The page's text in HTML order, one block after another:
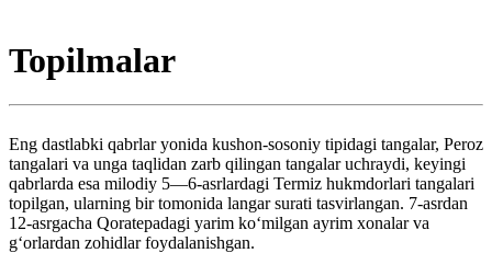
Topilmalar
Eng dastlabki qabrlar yonida kushon-sosoniy tipidagi tangalar, Peroz
tangalari va unga taqlidan zarb qilingan tangalar uchraydi, keyingi
qabrlarda esa milodiy 5—6-asrlardagi Termiz hukmdorlari tangalari
topilgan, ularning bir tomonida langar surati tasvirlangan. 7-asrdan
12-asrgacha Qoratepadagi yarim koʻmilgan ayrim xonalar va
gʻorlardan zohidlar foydalanishgan.